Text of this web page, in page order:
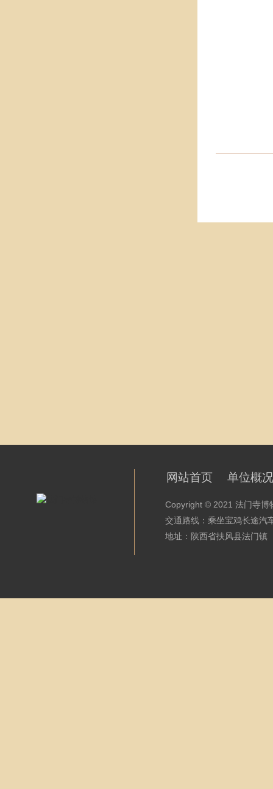
网站首页 单位概况
Copyright © 2021 法门寺博
交通路线：乘坐宝鸡长途汽
地址：陕西省扶风县法门镇